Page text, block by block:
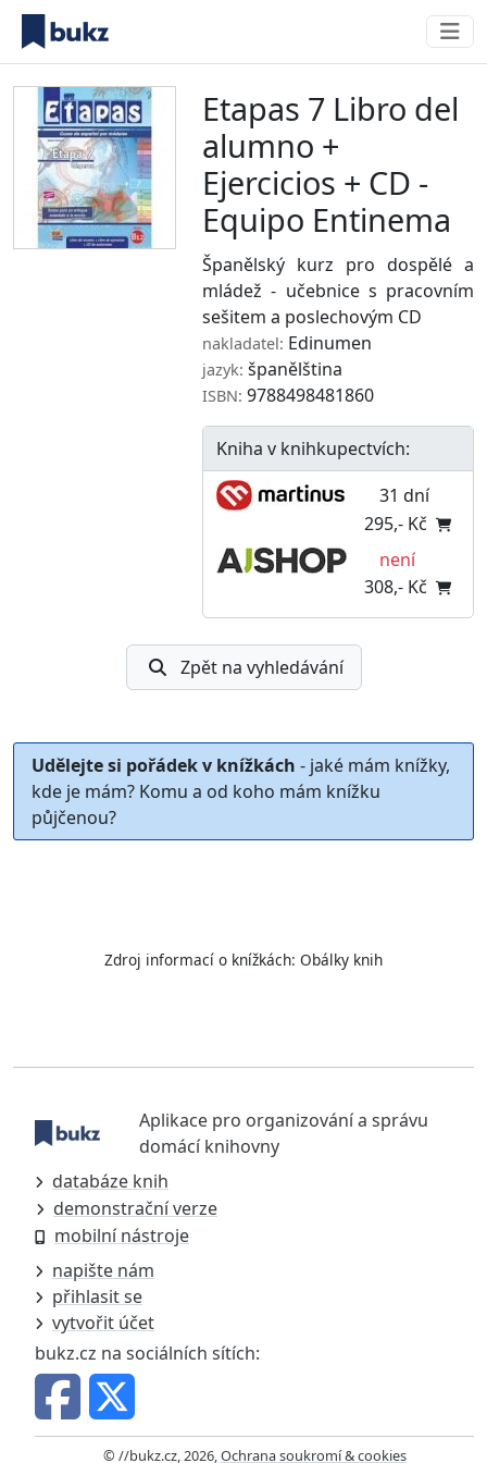
Etapas 7 Libro del
alumno +
Ejercicios + CD -
Equipo Entinema
Španělský kurz pro dospělé a
mládež - učebnice s pracovním
sešitem a poslechovým CD
nakladatel: Edinumen
jazyk: španělština
ISBN: 9788498481860
Kniha v knihkupectvích:
31 dní
295,- Kč
není
308,- Kč
Zpět na vyhledávání
Udělejte si pořádek v knížkách - jaké mám knížky,
kde je mám? Komu a od koho mám knížku
půjčenou?
Zdroj informací o knížkách: Obálky knih
Aplikace pro organizování a správu
domácí knihovny
databáze knih
demonstrační verze
mobilní nástroje
napište nám
přihlasit se
vytvořit účet
bukz.cz na sociálních sítích:
© //bukz.cz, 2026,Ochrana soukromí & cookies